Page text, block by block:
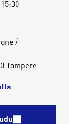
15:30
/
Tampere